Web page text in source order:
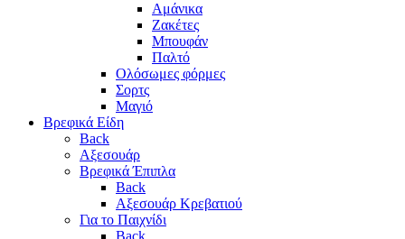
Αμάνικα
Ζακέτες
Μπουφάν
Παλτό
Ολόσωμες φόρμες
Σορτς
Μαγιό
Βρεφικά Είδη
Back
Αξεσουάρ
Βρεφικά Έπιπλα
Back
Αξεσουάρ Κρεβατιού
Για το Παιχνίδι